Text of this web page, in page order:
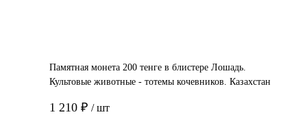
Памятная монета 200 тенге в блистере Лошадь.
Культовые животные - тотемы кочевников. Казахстан
1 210 ₽ / шт